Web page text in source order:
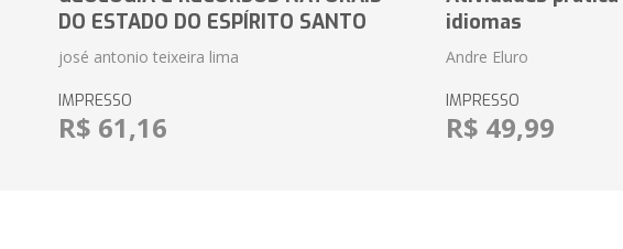
DO ESTADO DO ESPÍRITO SANTO
josé antonio teixeira lima
IMPRESSO
R$ 61,16
idiomas
Andre Eluro
IMPRESSO
R$ 49,99